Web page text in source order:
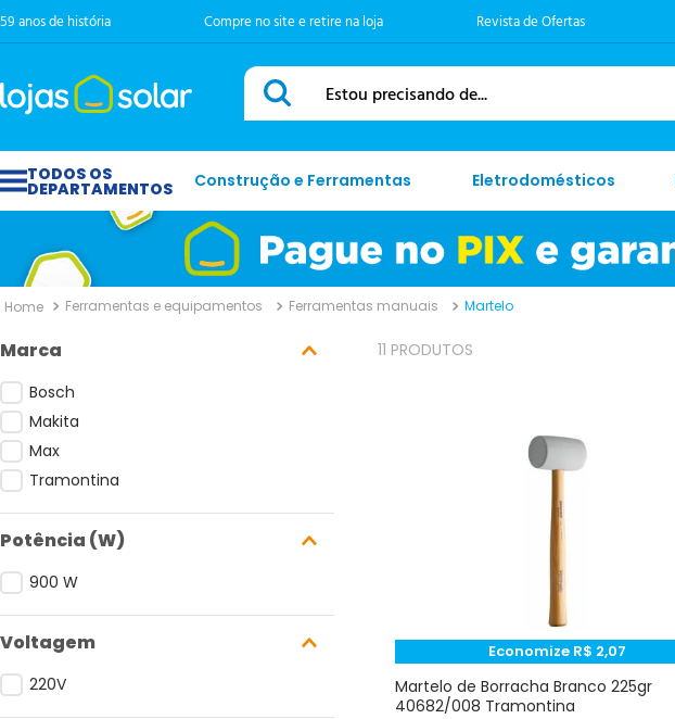
59 anos de história Compre no site e retire na loja Revista de Ofertas
Estou precisando de...
Construção e Ferramentas Eletrodomésticos
Ferramentas e equipamentos Ferramentas manuais Martelo
Marca
Bosch
Makita
Max
Tramontina
Potência (W)
900 W
Voltagem
220V
11 PRODUTOS
Economize R$ 2,07
Martelo de Borracha Branco 225gr
40682/008 Tramontina